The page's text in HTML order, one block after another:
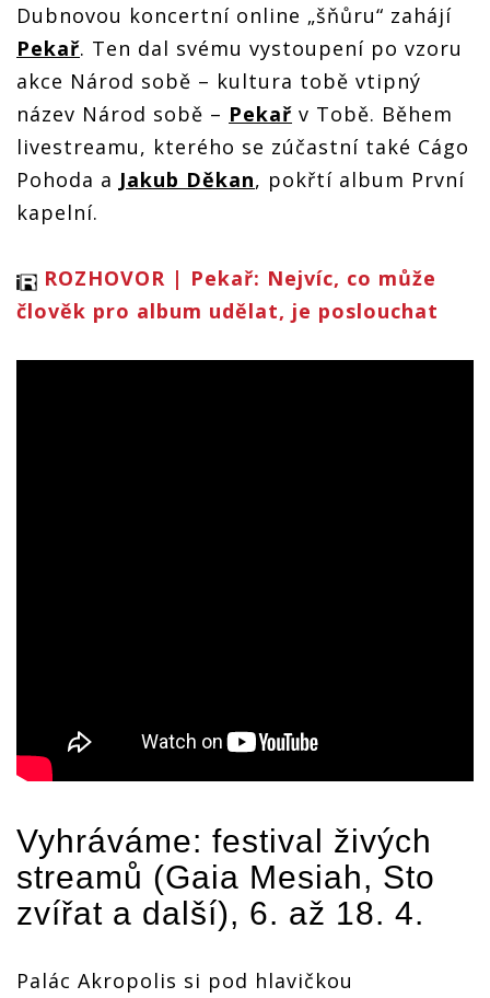
Gaia
Mesiah
nebo
Mňága a
Gaia
Mesiah
nebo
Mňága a
Gaia
Mesiah
nebo
Mňága a
Gaia
nebo
Mňága a
Žďorp
Dubnovou koncertní online „šňůru“ zahájí
Pekař. Ten dal svému vystoupení po vzoru
akce Národ sobě – kultura tobě vtipný
název Národ sobě – Pekař v Tobě. Během
livestreamu, kterého se zúčastní také Cágo
Pohoda a Jakub Děkan, pokřtí album První
kapelní.
ROZHOVOR | Pekař: Nejvíc, co může
člověk pro album udělat, je poslouchat
Vyhráváme: festival živých
streamů (Gaia Mesiah, Sto
zvířat a další), 6. až 18. 4.
Palác Akropolis si pod hlavičkou